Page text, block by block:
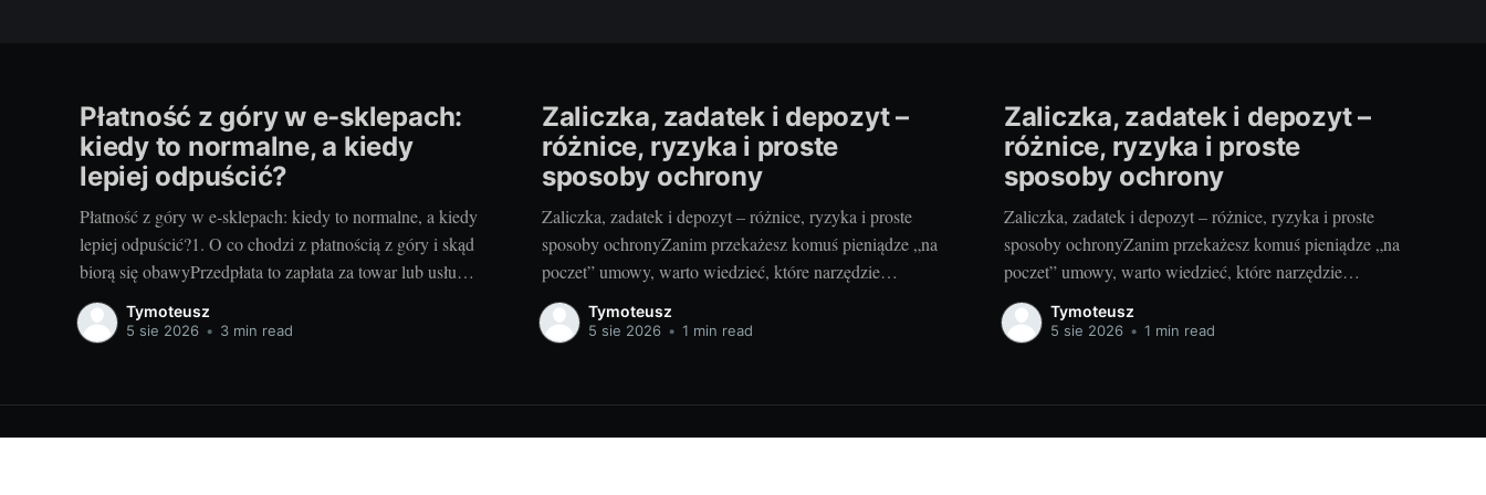
Płatność z góry w e-sklepach:
kiedy to normalne, a kiedy
lepiej odpuścić?
Płatność z góry w e-sklepach: kiedy to normalne, a kiedy
lepiej odpuścić?1. O co chodzi z płatnością z góry i skąd
biorą się obawyPrzedpłata to zapłata za towar lub usługę
zanim sprzedawca je wyśle albo wykona. Sklepy proszą
o nią z kilku powodów: poprawia to płynność finansową,
Tymoteusz
5 sie 2026 • 3 min read
Zaliczka, zadatek i depozyt –
różnice, ryzyka i proste
sposoby ochrony
Zaliczka, zadatek i depozyt – różnice, ryzyka i proste
sposoby ochronyZanim przekażesz komuś pieniądze „na
poczet” umowy, warto wiedzieć, które narzędzie
wybierasz i jakie ma skutki. Inaczej potraktuje to
sprzedawca, inaczej sąd w razie sporu. Dobra decyzja na
Tymoteusz
5 sie 2026 • 1 min read
Zaliczka, zadatek i depozyt –
różnice, ryzyka i proste
sposoby ochrony
Zaliczka, zadatek i depozyt – różnice, ryzyka i proste
sposoby ochronyZanim przekażesz komuś pieniądze „na
poczet” umowy, warto wiedzieć, które narzędzie
wybierasz i jakie ma skutki. Inaczej potraktuje to
sprzedawca, inaczej sąd w razie sporu. Dobra decyzja na
Tymoteusz
5 sie 2026 • 1 min read